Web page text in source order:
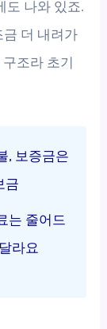
도 나와 있죠.
더 내려가
조라 초기
, 보증금은
금
는 줄어드
라요